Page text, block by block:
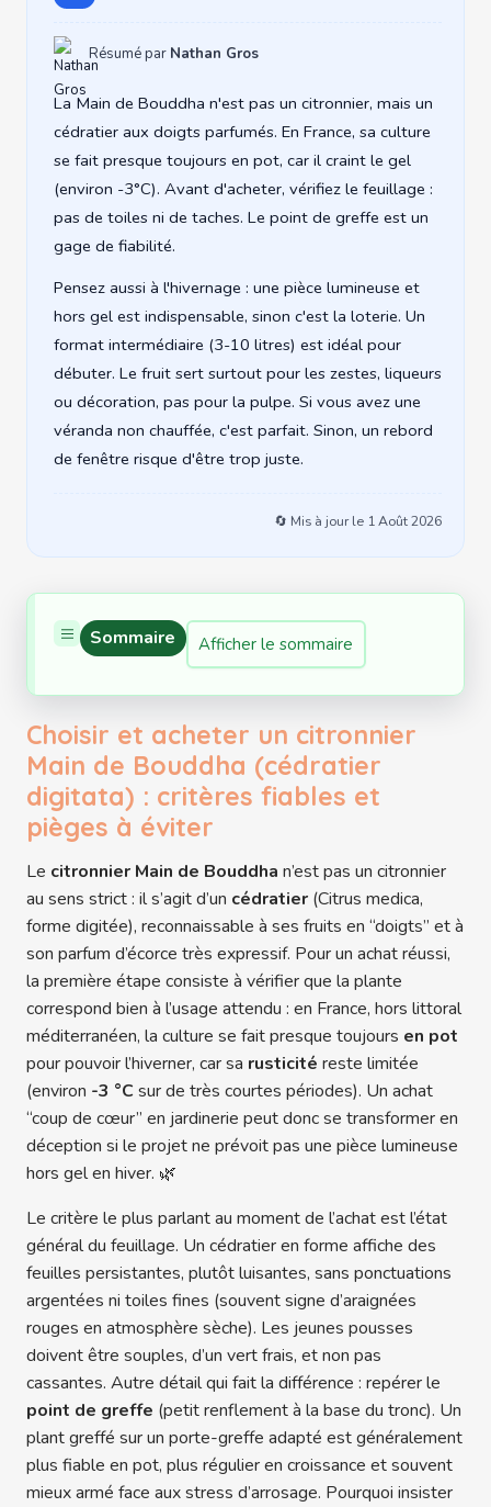
Résumé par Nathan Gros
La Main de Bouddha n'est pas un citronnier, mais un
cédratier aux doigts parfumés. En France, sa culture
se fait presque toujours en pot, car il craint le gel
(environ -3°C). Avant d'acheter, vérifiez le feuillage :
pas de toiles ni de taches. Le point de greffe est un
gage de fiabilité.
Pensez aussi à l'hivernage : une pièce lumineuse et
hors gel est indispensable, sinon c'est la loterie. Un
format intermédiaire (3-10 litres) est idéal pour
débuter. Le fruit sert surtout pour les zestes, liqueurs
ou décoration, pas pour la pulpe. Si vous avez une
véranda non chauffée, c'est parfait. Sinon, un rebord
de fenêtre risque d'être trop juste.
🔄 Mis à jour le 1 Août 2026
Sommaire Afficher le sommaire
Choisir et acheter un citronnier
Main de Bouddha (cédratier
digitata) : critères fiables et
pièges à éviter
Le citronnier Main de Bouddha n’est pas un citronnier
au sens strict : il s’agit d’un cédratier (Citrus medica,
forme digitée), reconnaissable à ses fruits en “doigts” et à
son parfum d’écorce très expressif. Pour un achat réussi,
la première étape consiste à vérifier que la plante
correspond bien à l’usage attendu : en France, hors littoral
méditerranéen, la culture se fait presque toujours en pot
pour pouvoir l’hiverner, car sa rusticité reste limitée
(environ -3 °Csur de très courtes périodes). Un achat
“coup de cœur” en jardinerie peut donc se transformer en
déception si le projet ne prévoit pas une pièce lumineuse
hors gel en hiver. 🌿
Le critère le plus parlant au moment de l’achat est l’état
général du feuillage. Un cédratier en forme affiche des
feuilles persistantes, plutôt luisantes, sans ponctuations
argentées ni toiles fines (souvent signe d’araignées
rouges en atmosphère sèche). Les jeunes pousses
doivent être souples, d’un vert frais, et non pas
cassantes. Autre détail qui fait la différence : repérer le
point de greffe (petit renflement à la base du tronc). Un
plant greffé sur un porte-greffe adapté est généralement
plus fiable en pot, plus régulier en croissance et souvent
mieux armé face aux stress d’arrosage. Pourquoi insister